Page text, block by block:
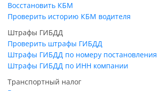
Восстановить КБМ
Проверить историю КБМ водителя
Штрафы ГИБДД
Проверить штрафы ГИБДД
Штрафы ГИБДД по номеру постановления
Штрафы ГИБДД по ИНН компании
Транспортный налог